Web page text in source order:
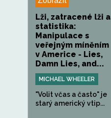
Lži, zatracené lži a
statistika:
Manipulace s
veřejným míněním
v Americe - Lies,
Damn Lies, and...
MICHAEL WHEELER
"Volit včas a často" je
starý americký vtip...